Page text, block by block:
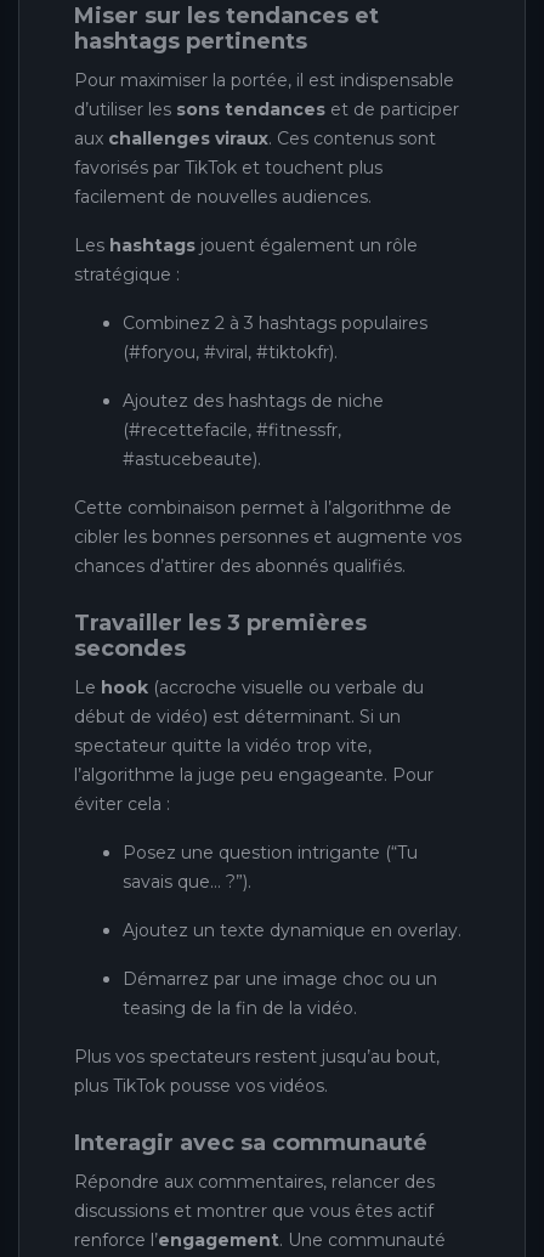
Miser sur les tendances et
hashtags pertinents
Pour maximiser la portée, il est indispensable
d’utiliser les sons tendances et de participer
aux challenges viraux. Ces contenus sont
favorisés par TikTok et touchent plus
facilement de nouvelles audiences.
Les hashtags jouent également un rôle
stratégique :
Combinez 2 à 3 hashtags populaires
(#foryou, #viral, #tiktokfr).
Ajoutez des hashtags de niche
(#recettefacile, #fitnessfr,
#astucebeaute).
Cette combinaison permet à l’algorithme de
cibler les bonnes personnes et augmente vos
chances d’attirer des abonnés qualifiés.
Travailler les 3 premières
secondes
Le hook (accroche visuelle ou verbale du
début de vidéo) est déterminant. Si un
spectateur quitte la vidéo trop vite,
l’algorithme la juge peu engageante. Pour
éviter cela :
Posez une question intrigante (“Tu
savais que… ?”).
Ajoutez un texte dynamique en overlay.
Démarrez par une image choc ou un
teasing de la fin de la vidéo.
Plus vos spectateurs restent jusqu’au bout,
plus TikTok pousse vos vidéos.
Interagir avec sa communauté
Répondre aux commentaires, relancer des
discussions et montrer que vous êtes actif
renforce l’engagement. Une communauté